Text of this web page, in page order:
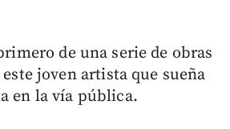
de una serie de obras
joven artista que sueña
en la vía pública.